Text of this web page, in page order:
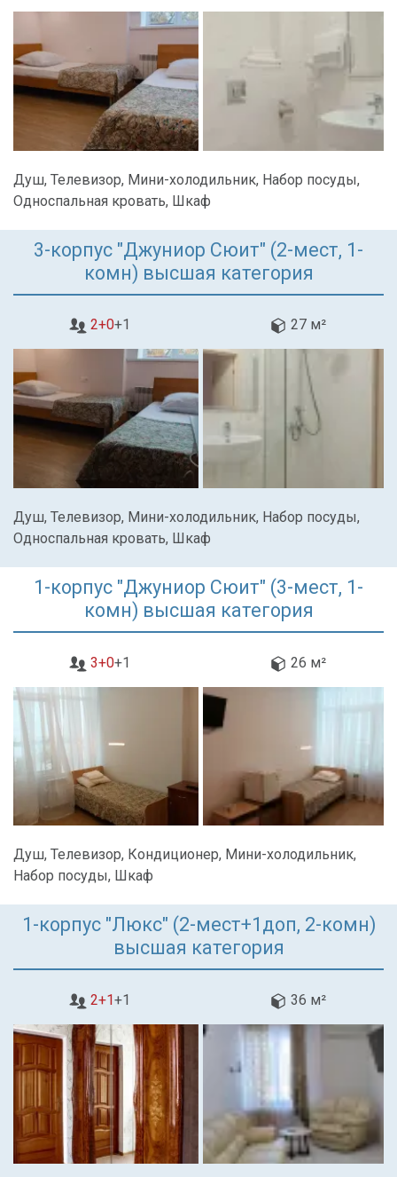
Душ, Телевизор, Мини-холодильник, Набор посуды,
Односпальная кровать, Шкаф
3-корпус "Джуниор Сюит" (2-мест, 1-
комн) высшая категория
2+0+1 27 м²
Душ, Телевизор, Мини-холодильник, Набор посуды,
Односпальная кровать, Шкаф
1-корпус "Джуниор Сюит" (3-мест, 1-
комн) высшая категория
3+0+1 26 м²
Душ, Телевизор, Кондиционер, Мини-холодильник,
Набор посуды, Шкаф
1-корпус "Люкс" (2-мест+1доп, 2-комн)
высшая категория
2+1+1 36 м²